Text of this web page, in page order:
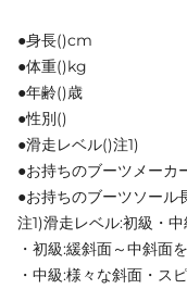
●身長()cm
●体重()kg
●年齢()歳
●性別()
●滑走レベル()注1)
●お持ちのブーツメーカ
●お持ちのブーツソー
注1)滑走レベル:初級・
・初級:緩斜面～中斜面
・中級:様々な斜面・ス